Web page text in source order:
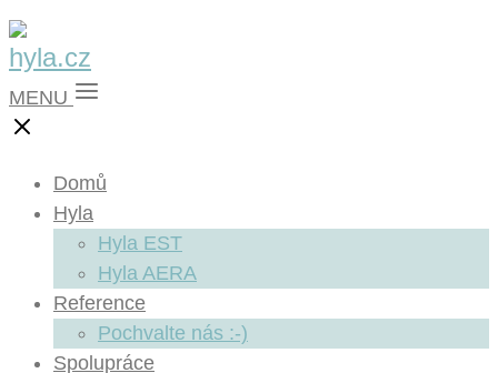
MENU
Domů
Hyla
Hyla EST
Hyla AERA
Reference
Pochvalte nás :-)
Spolupráce